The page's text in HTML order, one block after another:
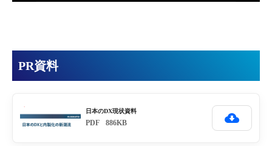
PR資料
日本のDX現状資料
PDF 886KB